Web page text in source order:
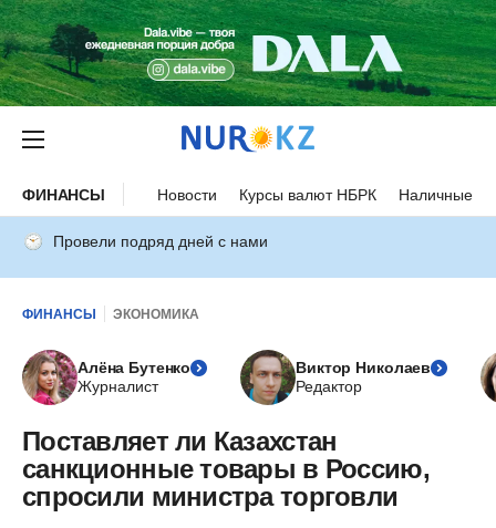
ФИНАНСЫ Новости Курсы валют НБРК Наличные
Провели подряд дней с нами
ФИНАНСЫ ЭКОНОМИКА
Алёна Бутенко
Журналист
Виктор Николаев
Редактор
Поставляет ли Казахстан
санкционные товары в Россию,
спросили министра торговли